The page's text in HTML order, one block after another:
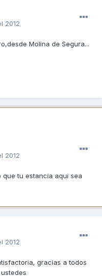
2012
Molina de Segura...
2012
que tu estancia aqui sea
2012
gracias a todos